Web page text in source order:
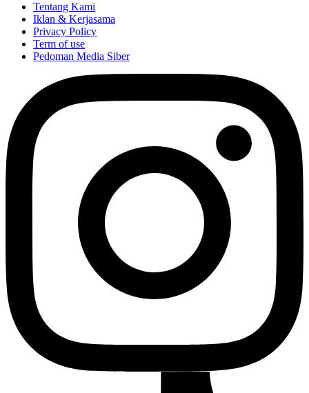
Tentang Kami
Iklan & Kerjasama
Privacy Policy
Term of use
Pedoman Media Siber